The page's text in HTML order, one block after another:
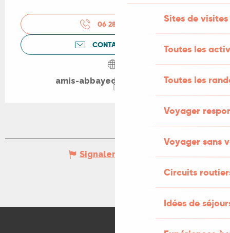
Sites de visites
Toutes les
Toutes les
Voyager
Voyager sans
Circuits
Idées de
06 28 05 07
CONTACTEZ-NOUS
amis-abbayedemarcilhac.fr
Signaler une erreur